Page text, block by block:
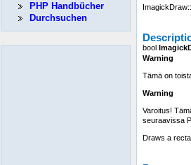
bool
Warning
Tämä on
Warning
Varoitus!
seuraavissa
Draws a
PHP Handbücher
Durchsuchen